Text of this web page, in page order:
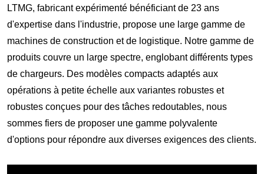
LTMG, fabricant expérimenté bénéficiant de 23 ans
d'expertise dans l'industrie, propose une large gamme de
machines de construction et de logistique. Notre gamme de
produits couvre un large spectre, englobant différents types
de chargeurs. Des modèles compacts adaptés aux
opérations à petite échelle aux variantes robustes et
robustes conçues pour des tâches redoutables, nous
sommes fiers de proposer une gamme polyvalente
d'options pour répondre aux diverses exigences des clients.